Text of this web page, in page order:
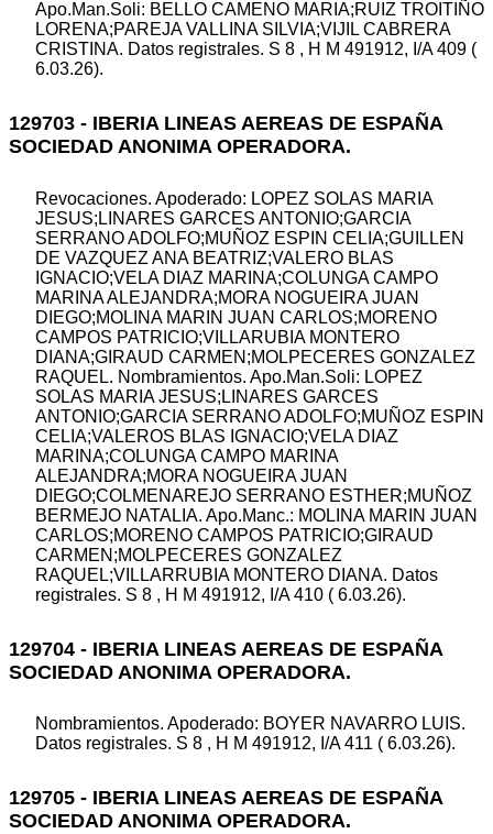
Apo.Man.Soli: BELLO CAMENO MARIA;RUIZ TROITIÑO
LORENA;PAREJA VALLINA SILVIA;VIJIL CABRERA
CRISTINA. Datos registrales. S 8 , H M 491912, I/A 409 (
6.03.26).
129703 - IBERIA LINEAS AEREAS DE ESPAÑA
SOCIEDAD ANONIMA OPERADORA.
Revocaciones. Apoderado: LOPEZ SOLAS MARIA
JESUS;LINARES GARCES ANTONIO;GARCIA
SERRANO ADOLFO;MUÑOZ ESPIN CELIA;GUILLEN
DE VAZQUEZ ANA BEATRIZ;VALERO BLAS
IGNACIO;VELA DIAZ MARINA;COLUNGA CAMPO
MARINA ALEJANDRA;MORA NOGUEIRA JUAN
DIEGO;MOLINA MARIN JUAN CARLOS;MORENO
CAMPOS PATRICIO;VILLARUBIA MONTERO
DIANA;GIRAUD CARMEN;MOLPECERES GONZALEZ
RAQUEL. Nombramientos. Apo.Man.Soli: LOPEZ
SOLAS MARIA JESUS;LINARES GARCES
ANTONIO;GARCIA SERRANO ADOLFO;MUÑOZ ESPIN
CELIA;VALEROS BLAS IGNACIO;VELA DIAZ
MARINA;COLUNGA CAMPO MARINA
ALEJANDRA;MORA NOGUEIRA JUAN
DIEGO;COLMENAREJO SERRANO ESTHER;MUÑOZ
BERMEJO NATALIA. Apo.Manc.: MOLINA MARIN JUAN
CARLOS;MORENO CAMPOS PATRICIO;GIRAUD
CARMEN;MOLPECERES GONZALEZ
RAQUEL;VILLARRUBIA MONTERO DIANA. Datos
registrales. S 8 , H M 491912, I/A 410 ( 6.03.26).
129704 - IBERIA LINEAS AEREAS DE ESPAÑA
SOCIEDAD ANONIMA OPERADORA.
Nombramientos. Apoderado: BOYER NAVARRO LUIS.
Datos registrales. S 8 , H M 491912, I/A 411 ( 6.03.26).
129705 - IBERIA LINEAS AEREAS DE ESPAÑA
SOCIEDAD ANONIMA OPERADORA.